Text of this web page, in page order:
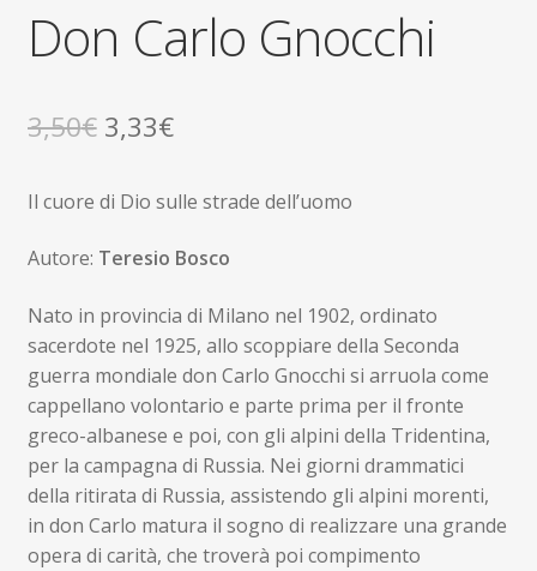
Don Carlo Gnocchi
3,50€ Il
originale
era:
3,33€Il
attuale
è:
Il cuore di Dio sulle strade dell’uomo
Autore: Teresio Bosco
Nato in provincia di Milano nel 1902, ordinato
sacerdote nel 1925, allo scoppiare della Seconda
guerra mondiale don Carlo Gnocchi si arruola come
cappellano volontario e parte prima per il fronte
greco-albanese e poi, con gli alpini della Tridentina,
per la campagna di Russia. Nei giorni drammatici
della ritirata di Russia, assistendo gli alpini morenti,
in don Carlo matura il sogno di realizzare una grande
opera di carità, che troverà poi compimento